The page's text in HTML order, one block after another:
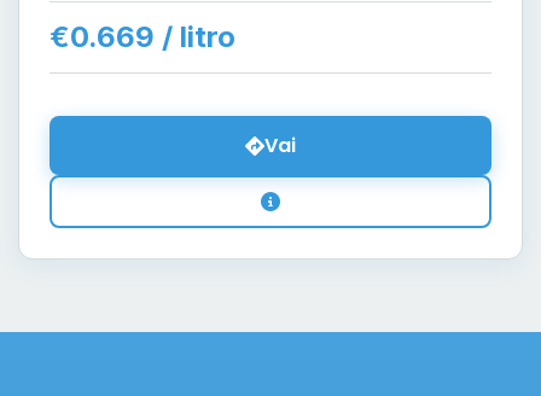
€0.669 / litro
Vai